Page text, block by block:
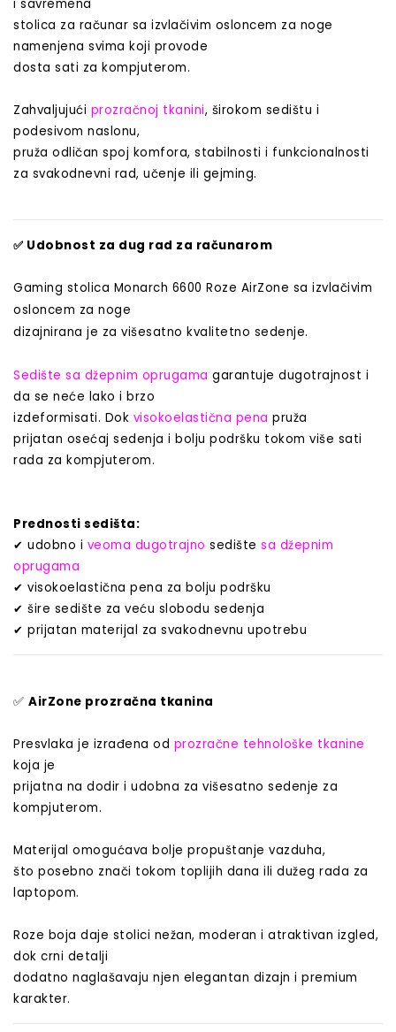
i savremena
stolica za računar sa izvlačivim osloncem za noge
namenjena svima koji provode
dosta sati za kompjuterom.
Zahvaljujući prozračnoj tkanini, širokom sedištu i
podesivom naslonu,
pruža odličan spoj komfora, stabilnosti i funkcionalnosti
za svakodnevni rad, učenje ili gejming.
✅ Udobnost za dug rad za računarom
Gaming stolica Monarch 6600 Roze AirZone sa izvlačivim
osloncem za noge
dizajnirana je za višesatno kvalitetno sedenje.
Sedište sa džepnim oprugama garantuje dugotrajnost i
da se neće lako i brzo
izdeformisati. Dok visokoelastična pena pruža
prijatan osećaj sedenja i bolju podršku tokom više sati
rada za kompjuterom.
Prednosti sedišta:
✔ udobno i veoma dugotrajno sedište sa džepnim
oprugama
✔ visokoelastična pena za bolju podršku
✔ šire sedište za veću slobodu sedenja
✔ prijatan materijal za svakodnevnu upotrebu
✅ AirZone prozračna tkanina
Presvlaka je izrađena od prozračne tehnološke tkanine
koja je
prijatna na dodir i udobna za višesatno sedenje za
kompjuterom.
Materijal omogućava bolje propuštanje vazduha,
što posebno znači tokom toplijih dana ili dužeg rada za
laptopom.
Roze boja daje stolici nežan, moderan i atraktivan izgled,
dok crni detalji
dodatno naglašavaju njen elegantan dizajn i premium
karakter.